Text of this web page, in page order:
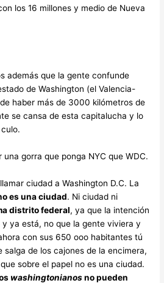
los 16 millones y medio de Nueva
además que la gente confunde
de Washington (el Valencia-
haber más de 3000 kilómetros de
se cansa de esta capitalucha y lo
gorra que ponga NYC que WDC.
ciudad a Washington D.C. La
es una ciudad. Ni ciudad ni
distrito federal, ya que la intención
ya está, no que la gente viviera y
con sus 650 ooo habitantes tú
salga de los cajones de la encimera,
sobre el papel no es una ciudad.
washingtonianosno pueden